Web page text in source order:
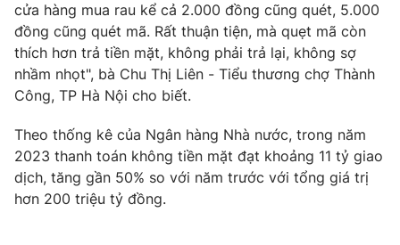
VTV Sức khoẻ Bất động sản
Thị trường 24h Tấm lòng Việt
VTV4 Vươn mình bằng AI
VTV9 VTV8
cửa hàng mua rau kể cả 2.000 đồng cũng quét, 5.000
đồng cũng quét mã. Rất thuận tiện, mà quẹt mã còn
thích hơn trả tiền mặt, không phải trả lại, không sợ
nhầm nhọt", bà Chu Thị Liên - Tiểu thương chợ Thành
Công, TP Hà Nội cho biết.
Theo thống kê của Ngân hàng Nhà nước, trong năm
2023 thanh toán không tiền mặt đạt khoảng 11 tỷ giao
dịch, tăng gần 50% so với năm trước với tổng giá trị
hơn 200 triệu tỷ đồng.